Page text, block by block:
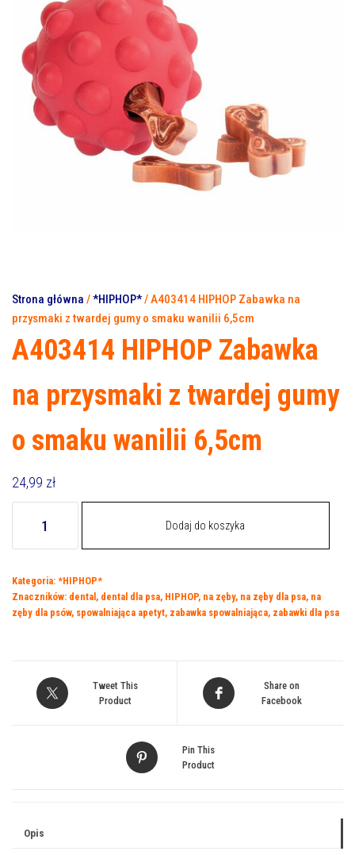
12CM
Strona główna /*HIPHOP*/ A403414 HIPHOP Zabawka na
przysmaki z twardej gumy o smaku wanilii 6,5cm
A403414 HIPHOP Zabawka
na przysmaki z twardej gumy
o smaku wanilii 6,5cm
24,99 zł
A403414
HIPHOP
na
przysmaki
smaku
Dodaj do koszyka
Kategoria: *HIPHOP*
Znaczników: dental , dental dla psa, HIPHOP, na zęby, na zęby dla psa, na
zęby dla psów, spowalniająca apetyt, zabawka spowalniająca, zabawki dla psa
Tweet This
Product
Share on
Facebook
Pin This
Product
Opis